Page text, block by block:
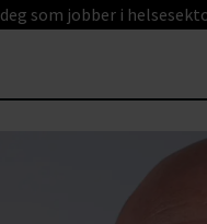
som jobber i